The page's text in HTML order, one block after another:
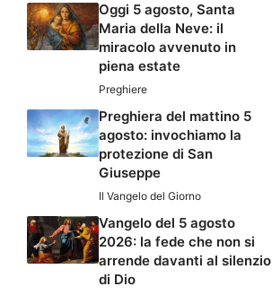
Oggi 5 agosto, Santa
Maria della Neve: il
miracolo avvenuto in
piena estate
Preghiere
Preghiera del mattino 5
agosto: invochiamo la
protezione di San
Giuseppe
Il Vangelo del Giorno
Vangelo del 5 agosto
2026: la fede che non si
arrende davanti al silenzio
di Dio